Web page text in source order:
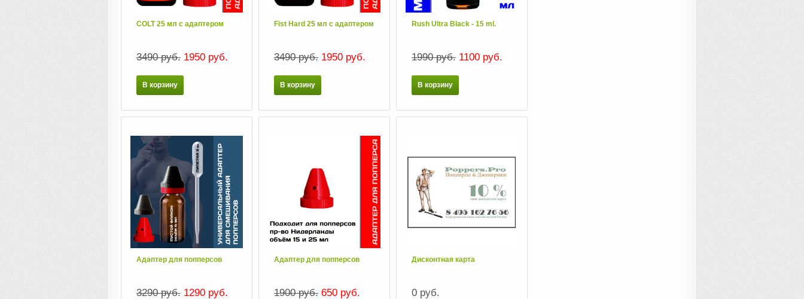
COLT 25 мл c адаптером
3490 руб. 1950 руб.
В корзину
Fist Hard 25 мл с адаптером
3490 руб. 1950 руб.
В корзину
Rush Ultra Black - 15 ml.
1990 руб. 1100 руб.
В корзину
Адаптер для попперсов
3290 руб. 1290 руб.
Адаптер для попперсов
1900 руб. 650 руб.
Дисконтная карта
0 руб.